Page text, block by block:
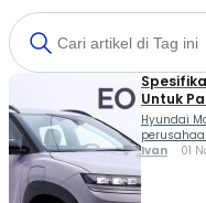
Untuk
Hyundai
merilis
Ivan 01